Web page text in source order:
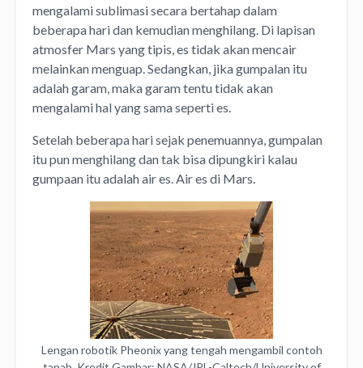
mengalami sublimasi secara bertahap dalam
beberapa hari dan kemudian menghilang. Di lapisan
atmosfer Mars yang tipis, es tidak akan mencair
melainkan menguap. Sedangkan, jika gumpalan itu
adalah garam, maka garam tentu tidak akan
mengalami hal yang sama seperti es.
Setelah beberapa hari sejak penemuannya, gumpalan
itu pun menghilang dan tak bisa dipungkiri kalau
gumpaan itu adalah air es. Air es di Mars.
Lengan robotik Pheonix yang tengah mengambil contoh